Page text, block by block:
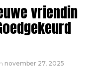
vriendin
november 27, 2025